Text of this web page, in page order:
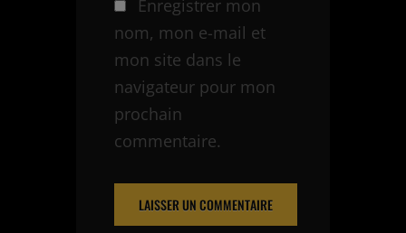
Enregistrer mon
nom, mon e-mail et
mon site dans le
navigateur pour mon
prochain
commentaire.